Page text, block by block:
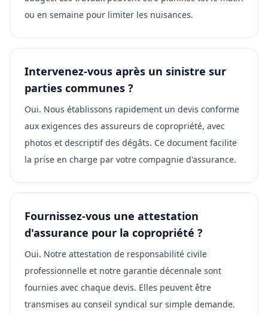
ou en semaine pour limiter les nuisances.
Intervenez-vous après un sinistre sur
parties communes ?
Oui. Nous établissons rapidement un devis conforme
aux exigences des assureurs de copropriété, avec
photos et descriptif des dégâts. Ce document facilite
la prise en charge par votre compagnie d'assurance.
Fournissez-vous une attestation
d'assurance pour la copropriété ?
Oui. Notre attestation de responsabilité civile
professionnelle et notre garantie décennale sont
fournies avec chaque devis. Elles peuvent être
transmises au conseil syndical sur simple demande.